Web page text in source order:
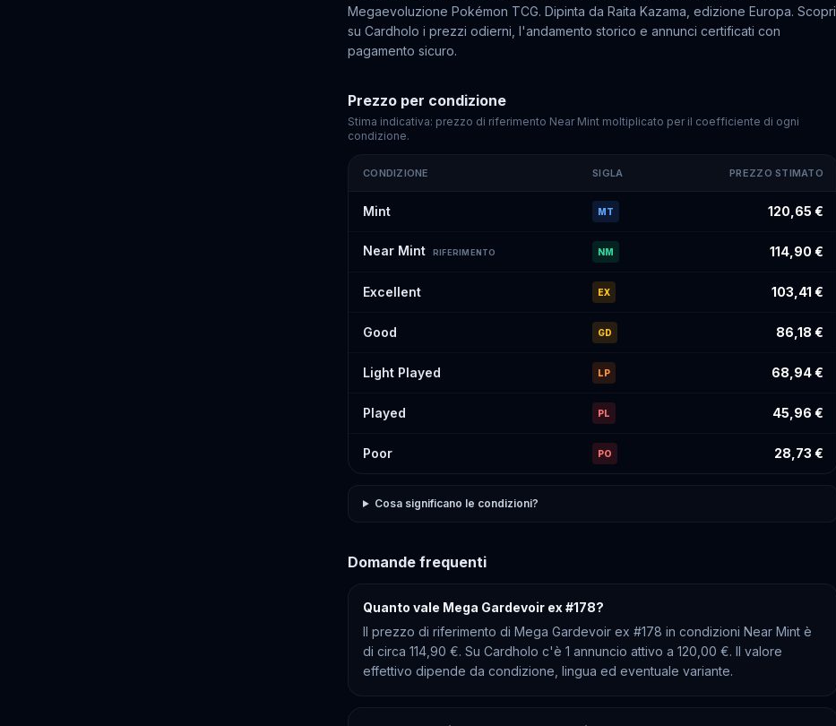
Megaevoluzione Pokémon TCG. Dipinta da Raita Kazama, edizione Europa. Scopri
su Cardholo i prezzi odierni, l'andamento storico e annunci certificati con
pagamento sicuro.
Prezzo per condizione
Stima indicativa: prezzo di riferimento Near Mint moltiplicato per il coefficiente di ogni
condizione.
per condizione
CONDIZIONE SIGLA PREZZO STIMATO
Mint MT 120,65 €
Near Mint RIFERIMENTO NM 114,90 €
Excellent EX 103,41 €
Good GD 86,18 €
Light Played LP 68,94 €
Played PL 45,96 €
Poor PO 28,73 €
Cosa significano le condizioni?
Domande frequenti
Quanto vale Mega Gardevoir ex #178?
Il prezzo di riferimento di Mega Gardevoir ex #178 in condizioni Near Mint è
di circa 114,90 €. Su Cardholo c'è 1 annuncio attivo a 120,00 €. Il valore
effettivo dipende da condizione, lingua ed eventuale variante.